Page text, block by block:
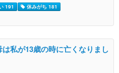
191
休みがち 181
私が13歳の時に亡くなりまし